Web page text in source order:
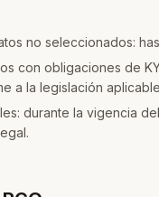
no seleccionados:
con obligaciones de
a la legislación
durante la vigencia